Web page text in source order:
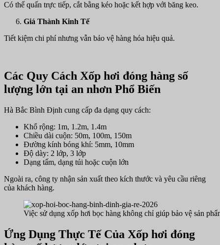
Có thể quấn trực tiếp, cắt bằng kéo hoặc kết hợp với băng keo.
Giá Thành Kinh Tế
Tiết kiệm chi phí nhưng vẫn bảo vệ hàng hóa hiệu quả.
Các Quy Cách Xốp hơi đóng hàng số
lượng lớn tại an nhơn Phổ Biến
Hà Bắc Bình Định cung cấp đa dạng quy cách:
Khổ rộng: 1m, 1.2m, 1.4m
Chiều dài cuộn: 50m, 100m, 150m
Đường kính bóng khí: 5mm, 10mm
Độ dày: 2 lớp, 3 lớp
Dạng tấm, dạng túi hoặc cuộn lớn
Ngoài ra, công ty nhận sản xuất theo kích thước và yêu cầu riêng
của khách hàng.
Việc sử dụng xốp hơi bọc hàng không chỉ giúp bảo vệ sản
Ứng Dụng Thực Tế Của Xốp hơi đóng